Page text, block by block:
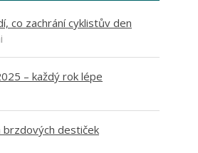
co zachrání cyklistův den
– každý rok lépe
brzdových destiček